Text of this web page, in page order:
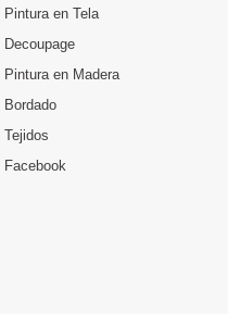
Pintura en Tela
Decoupage
Pintura en Madera
Bordado
Tejidos
Facebook